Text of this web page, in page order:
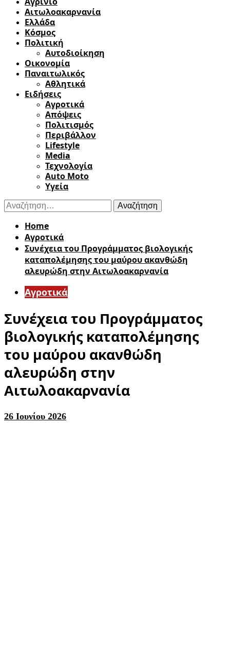
Αιτωλοακαρνανία
Ελλάδα
Κόσμος
Πολιτική
Αυτοδιοίκηση
Οικονομία
Παναιτωλικός
Αθλητικά
Ειδήσεις
Αγροτικά
Απόψεις
Πολιτισμός
Περιβάλλον
Lifestyle
Media
Τεχνολογία
Auto Moto
Υγεία
Αναζήτηση
για:
Home
Αγροτικά
Συνέχεια του Προγράμματος βιολογικής
καταπολέμησης του μαύρου ακανθώδη
αλευρώδη στην Αιτωλοακαρνανία
Αγροτικά
Συνέχεια του Προγράμματος
βιολογικής καταπολέμησης
του μαύρου ακανθώδη
αλευρώδη στην
Αιτωλοακαρνανία
26 Ιουνίου 2026